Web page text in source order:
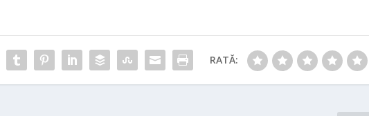
RATĂ: